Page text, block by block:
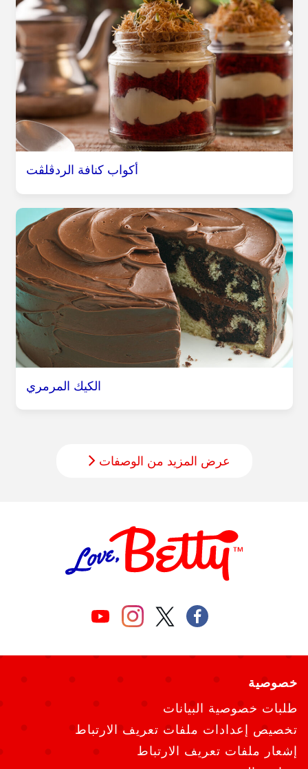
أكواب كنافة الردڤلڤت
الكيك المرمري
عرض المزيد من الوصفات
خصوصية
طلبات خصوصية البيانات
تخصيص إعدادات ملفات تعريف الارتباط
إشعار ملفات تعريف الارتباط